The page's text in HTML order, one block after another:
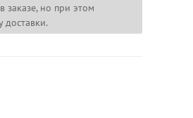
заказе, но при этом
доставки.